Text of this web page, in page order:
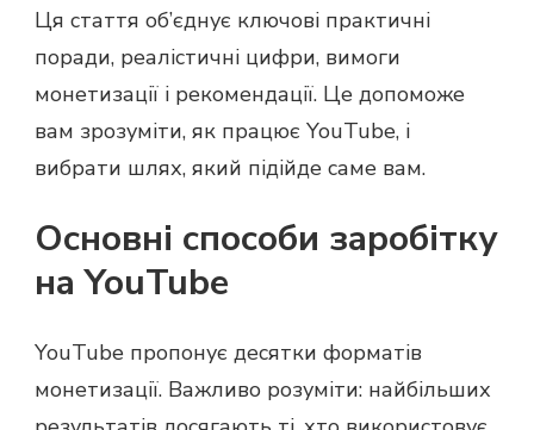
Ця стаття об’єднує ключові практичні
поради, реалістичні цифри, вимоги
монетизації і рекомендації. Це допоможе
вам зрозуміти, як працює YouTube, і
вибрати шлях, який підійде саме вам.
Основні способи заробітку
на YouTube
YouTube пропонує десятки форматів
монетизації. Важливо розуміти: найбільших